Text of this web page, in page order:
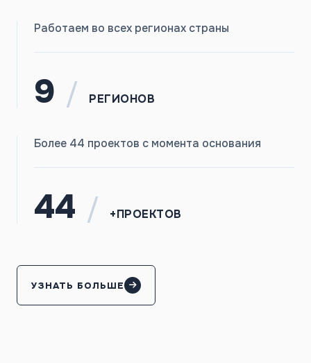
Работаем во всех регионах страны
9 / РЕГИОНОВ
Более 44 проектов с момента основания
44 / +ПРОЕКТОВ
УЗНАТЬ БОЛЬШЕ